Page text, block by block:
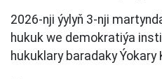
2026-nji ýylyň 3-nji
hukuk we demokratiýa
hukuklary baradaky